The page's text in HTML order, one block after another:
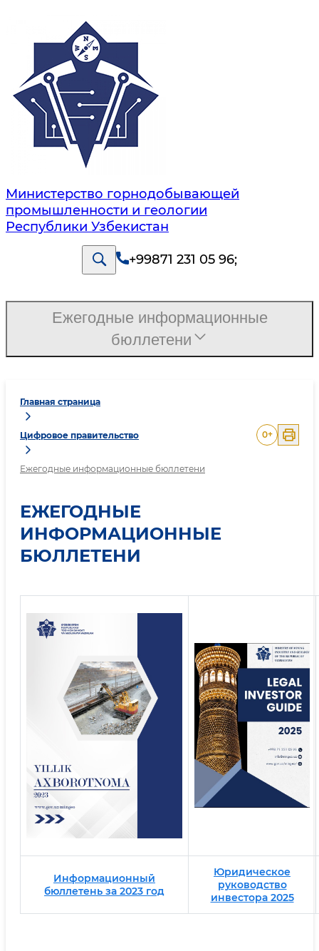
Министерство горнодобывающей
промышленности и геологии
Республики Узбекистан
+99871 231 05 96;
Главная страница
Цифровое правительство
Ежегодные информационные бюллетени
0+
ЕЖЕГОДНЫЕ
ИНФОРМАЦИОННЫЕ
БЮЛЛЕТЕНИ
Информационный
бюллетень за 2023 год
Юридическое
руководство
инвестора 2025
Ежегодные информационные
бюллетени